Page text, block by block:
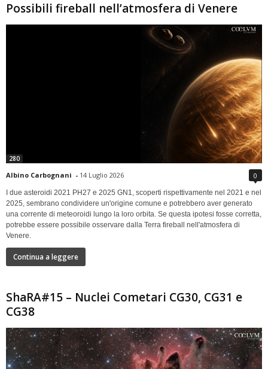
Possibili fireball nell’atmosfera di Venere
280
Albino Carbognani - 14 Luglio 2026 0
I due asteroidi 2021 PH27 e 2025 GN1, scoperti rispettivamente nel 2021 e nel
2025, sembrano condividere un'origine comune e potrebbero aver generato
una corrente di meteoroidi lungo la loro orbita. Se questa ipotesi fosse corretta,
potrebbe essere possibile osservare dalla Terra fireball nell'atmosfera di
Venere.
Continua a leggere
ShaRA#15 – Nuclei Cometari CG30, CG31 e
CG38